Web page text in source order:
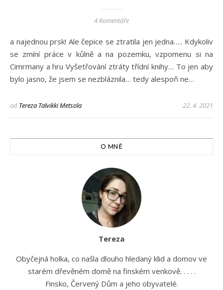
4 Komentáře
a najednou prsk! Ale čepice se ztratila jen jedna….. Kdykoliv
se zmíní práce v kůlně a na pozemku, vzpomenu si na
Cimrmany a hru Vyšetřování ztráty třídní knihy… To jen aby
bylo jasno, že jsem se nezbláznila… tedy alespoň ne…
od Tereza Talvikki Metsola 22. 4. 2021
O MNĚ
Tereza
Obyčejná holka, co našla dlouho hledaný klid a domov ve
starém dřevěném domě na finském venkově. . . . .
Finsko, Červený Dům a jeho obyvatelé.